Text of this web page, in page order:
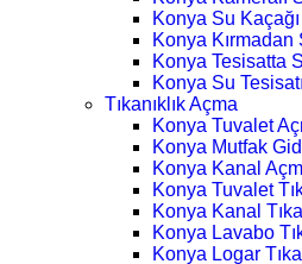
Konya Su
Konya Kırmadan
Konya Tesisatta
Konya Su
Tıkanıklık Açma
Konya Tuvalet
Konya Mutfak
Konya Kanal
Konya Tuvalet
Konya Kanal
Konya Lavabo
Konya Logar